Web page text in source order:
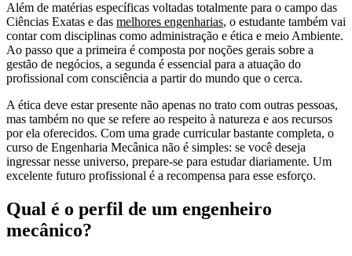
Além de matérias específicas voltadas totalmente para o campo das
Ciências Exatas e das melhores engenharias, o estudante também vai
contar com disciplinas como administração e ética e meio Ambiente.
Ao passo que a primeira é composta por noções gerais sobre a
gestão de negócios, a segunda é essencial para a atuação do
profissional com consciência a partir do mundo que o cerca.
A ética deve estar presente não apenas no trato com outras pessoas,
mas também no que se refere ao respeito à natureza e aos recursos
por ela oferecidos. Com uma grade curricular bastante completa, o
curso de Engenharia Mecânica não é simples: se você deseja
ingressar nesse universo, prepare-se para estudar diariamente. Um
excelente futuro profissional é a recompensa para esse esforço.
Qual é o perfil de um engenheiro
mecânico?